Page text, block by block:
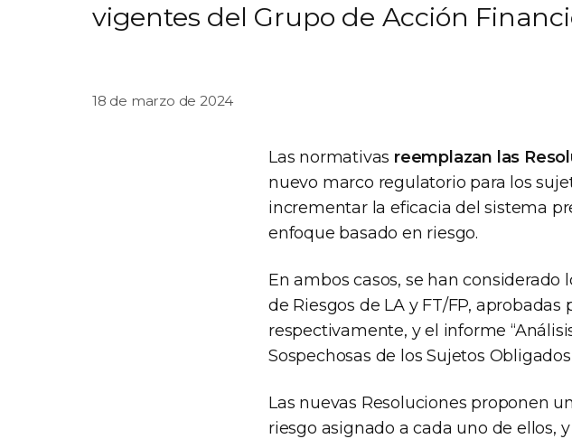
vigentes del Grupo de Acción
18 de marzo de 2024
Las normativas reemplazan las
nuevo marco regulatorio para los
incrementar la eficacia del sistema
enfoque basado en riesgo.
En ambos casos, se han considerado
de Riesgos de LA y FT/FP, aprobadas
respectivamente, y el informe
Sospechosas de los Sujetos
Las nuevas Resoluciones proponen
riesgo asignado a cada uno de ellos,